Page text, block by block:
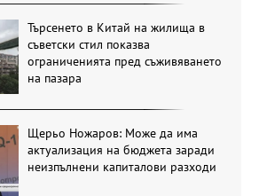
Търсенето в Китай на жилища в
съветски стил показва
ограниченията пред съживяването
на пазара
Щерьо Ножаров: Може да има
актуализация на бюджета заради
неизпълнени капиталови разходи